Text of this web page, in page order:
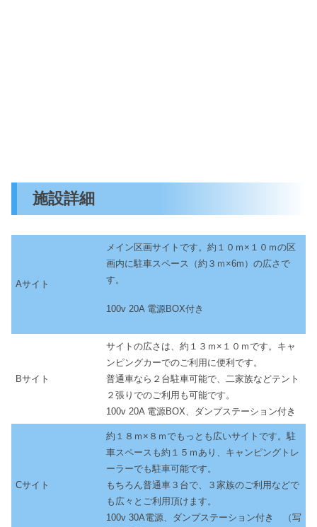
施設詳細
Aサイト
メイン区画サイトです。約１０ｍ×１０ｍの区
画内に駐車スペース（約３ｍ×6m）の広さで
す。
100v 20A 電源BOX付き
Bサイト
サイトの広さは、約１３ｍ×１０ｍです。キャ
ンピングカーでのご利用に便利です。
普通車なら２台駐車可能で、二家族などテント
２張りでのご利用も可能です。
100v 20A 電源BOX、ダンプステーション付き
Cサイト
約１８ｍ×８ｍでもっとも広いサイトです。駐
車スペースも約１５ｍあり、キャンピングトレ
ーラーでも駐車可能です。
もちろん普通車３台で、３家族のご利用などで
も広々とご利用頂けます。
100v 30A電源、ダンプステーション付き （写